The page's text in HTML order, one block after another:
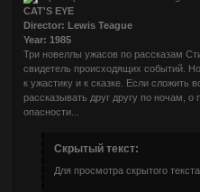
CAT'S EYE
Director: Lewis Teague
Year: 1985
Три новеллы ужасов по рассказам
свидетель происходящих событий.
к ужастику и к сказке. Если сложить
рассказывать друг другу по ночам,
опасности...
Скрытый текст:
Для просмотра скрытого